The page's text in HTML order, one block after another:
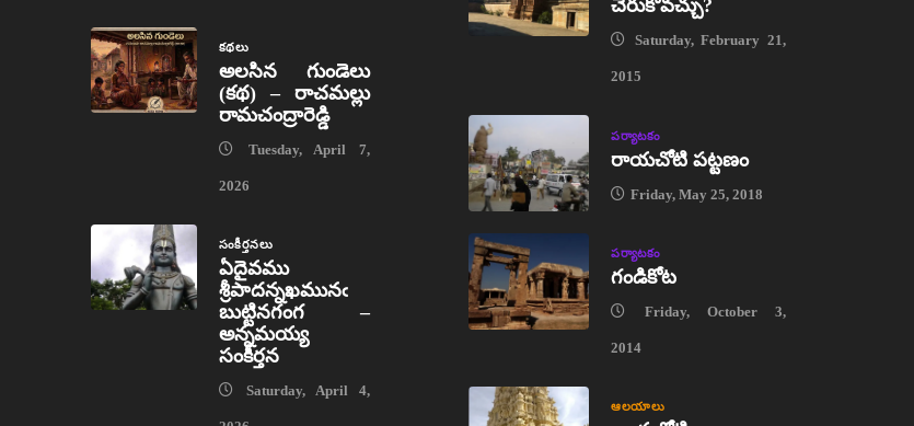
కథలు
అలసిన గుండెలు
(కథ) – రాచమల్లు
రామచంద్రారెడ్డి
Tuesday, April 7,
2026
సంకీర్తనలు
ఏదైవము
శ్రీపాదన్నఖమునఁ
బుట్టినగంగ –
అన్నమయ్య
సంకీర్తన
Saturday, April 4,
చేరుకోవచ్చు?
Saturday, February 21,
2015
పర్యాటకం
రాయచోటి పట్టణం
Friday, May 25, 2018
పర్యాటకం
గండికోట
Friday, October 3,
2014
ఆలయాలు